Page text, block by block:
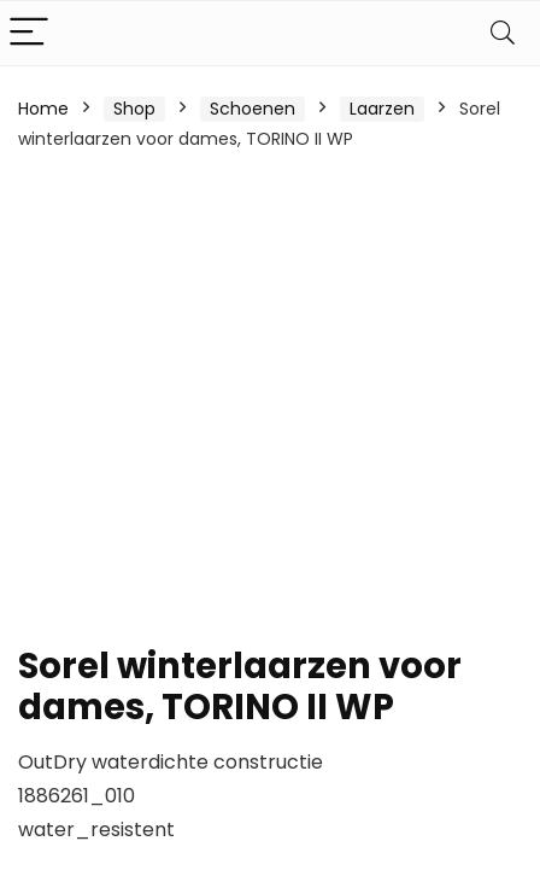
Home Shop Schoenen Laarzen
Sorel
winterlaarzen voor dames, TORINO II WP
Sorel winterlaarzen voor
dames, TORINO II WP
OutDry waterdichte constructie
1886261_010
water_resistent